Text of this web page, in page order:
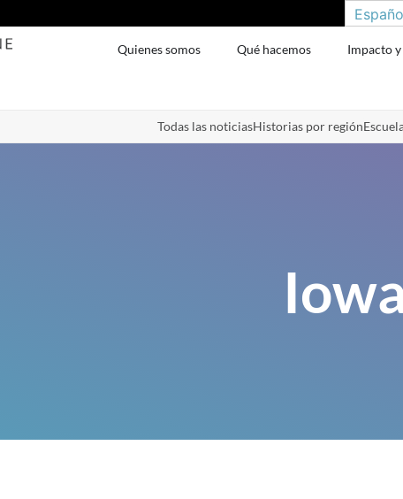
Quienes somos Qué hacemos Impacto
Todas las noticiasHistorias por región
Iowa